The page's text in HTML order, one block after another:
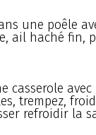
une poêle
ail haché fin,
casserole
trempez,
refroidir la